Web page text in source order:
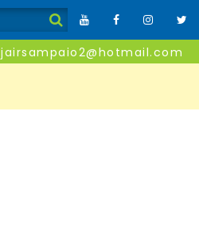
jairsampaio2@hotmail.com